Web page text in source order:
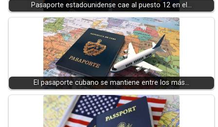
Pasaporte estadounidense cae al puesto 12 en el…
El pasaporte cubano se mantiene entre los más…